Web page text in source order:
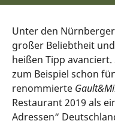
Unter den
großer Beliebtheit
heißen Tipp
zum Beispiel schon
renommierte
Restaurant 2019 als
Adressen“